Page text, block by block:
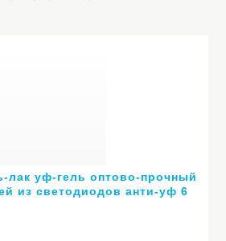
лак уф-гель оптово-прочный
из светодиодов анти-уф 6